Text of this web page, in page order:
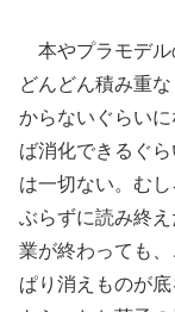
本やプラモデル
どんどん積み重
からないぐらい
ば消化できるぐ
は一切ない。む
ぶらずに読み終
業が終わっても
ぱり消えものが